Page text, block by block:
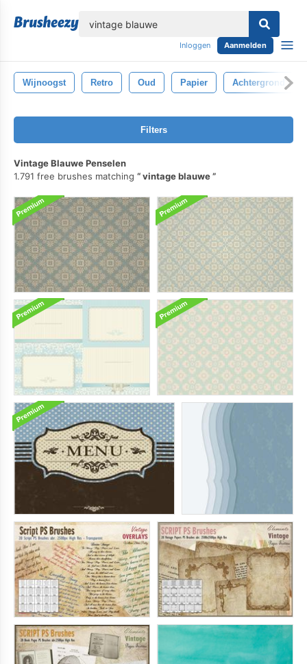
Inloggen Aanmelden
Wijnoogst Retro Oud Papier Achtergrond
Filters
Vintage Blauwe Penselen
1.791 free brushes matching
vintage blauwe